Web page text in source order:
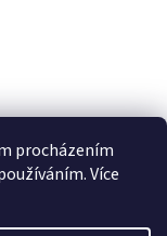
procházením
Více